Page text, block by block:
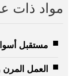
مواد ذات
مستقبل
العمل